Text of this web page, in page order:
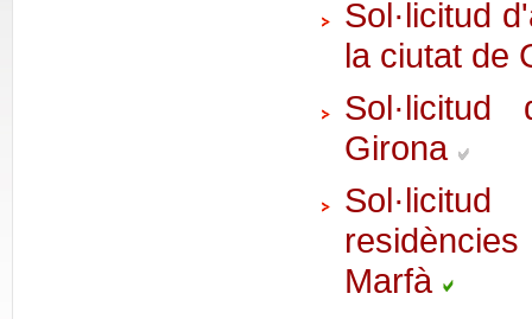
Sol·licitud
la ciutat de
Girona
Marfà